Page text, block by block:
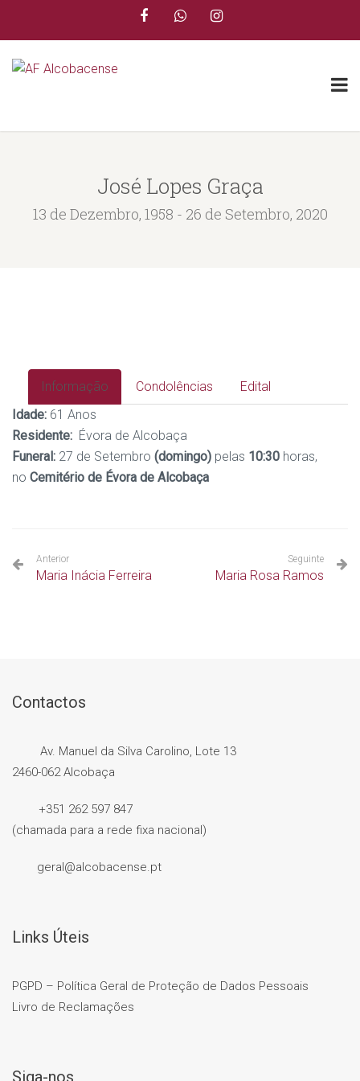
José Lopes Graça
13 de Dezembro, 1958 - 26 de Setembro, 2020
Informação Condolências
Edital
Idade: 61 Anos
Residente: Évora de Alcobaça
Funeral: 27 de Setembro (domingo) pelas 10:30 horas,
no Cemitério de Évora de Alcobaça
Anterior
Maria Inácia Ferreira
Seguinte
Maria Rosa Ramos
Contactos
Av. Manuel da Silva Carolino, Lote 13
2460-062 Alcobaça
+351 262 597 847
(chamada para a rede fixa nacional)
geral@alcobacense.pt
Links Úteis
PGPD – Política Geral de Proteção de Dados Pessoais
Livro de Reclamações
Siga-nos